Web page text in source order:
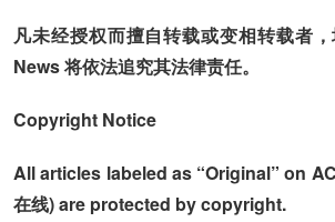
凡未经授权而擅自转载或变相转载者
News 将依法追究其法律责任。
Copyright Notice
All articles labeled as “Original” on
在线) are protected by copyright.